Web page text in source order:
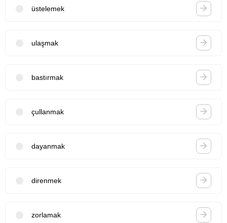
üstelemek
ulaşmak
bastırmak
çullanmak
dayanmak
direnmek
zorlamak